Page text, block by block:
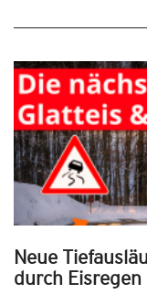
Neue
durch Eisregen